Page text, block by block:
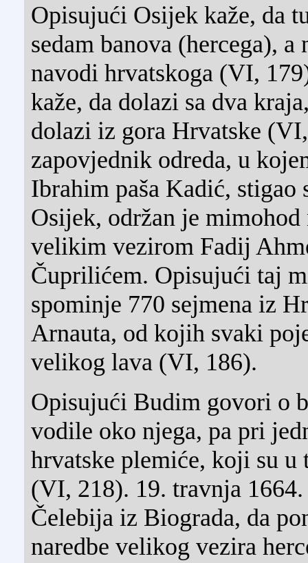
Opisujući Osijek kaže, da
sedam banova (hercega),
navodi hrvatskoga (VI,
kaže, da dolazi sa dva
dolazi iz gora Hrvatske
zapovjednik odreda, u
Ibrahim paša Kadić, stigao
Osijek, održan je
velikim vezirom Fadij
Čuprilićem. Opisujući taj
spominje 770 sejmena iz
Arnauta, od kojih svaki
velikog lava (VI, 186).
Opisujući Budim govori o
vodile oko njega, pa pri
hrvatske plemiće, koji su u
(VI, 218). 19. travnja
Čelebija iz Biograda, da
naredbe velikog vezira